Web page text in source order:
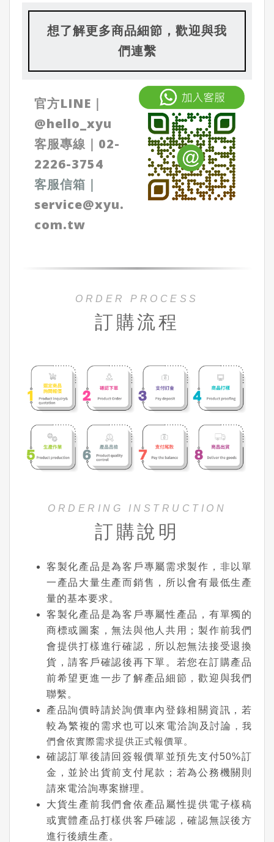
想了解更多商品細節，歡迎與我
們連繫
官方LINE｜
@hello_xyu
客服專線｜ 02-
2226-3754
客服信箱 ｜
service@xyu.
com.tw
ORDER PROCESS
訂購流程
ORDERING INSTRUCTION
訂購說明
客製化產品是為客戶專屬需求製作，非以單
一產品大量生產而銷售，所以會有最低生產
量的基本要求。
客製化產品是為客戶專屬性產品，有單獨的
商標或圖案，無法與他人共用；製作前我們
會提供打樣進行確認，所以恕無法接受退換
貨，請客戶確認後再下單。若您在訂購產品
前希望更進一步了解產品細節，歡迎與我們
聯繫。
產品詢價時請於詢價車內登錄相關資訊，若
較為繁複的需求也可以來電洽詢及討論 ，我
們會依實際需求提供正式報價單。
確認訂單後請回簽報價單並預先支付50%訂
金，並於出貨前支付尾款；若為公務機關則
請來電洽詢專案辦理。
大貨生產前我們會依產品屬性提供電子樣稿
或實體產品打樣供客戶確認，確認無誤後方
進行後續生產。